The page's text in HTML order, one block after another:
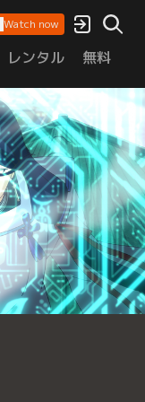
Watch now
レンタル 無料